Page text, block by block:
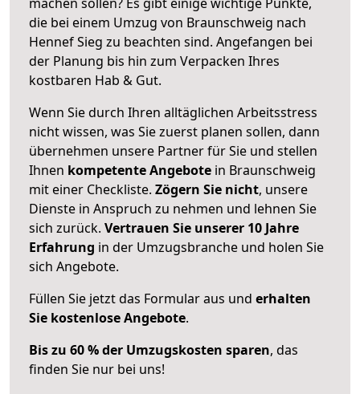
die bei einem Umzug von Braunschweig nach
Hennef Sieg zu beachten sind. Angefangen bei
der Planung bis hin zum Verpacken Ihres
kostbaren Hab & Gut.
Wenn Sie durch Ihren alltäglichen Arbeitsstress
nicht wissen, was Sie zuerst planen sollen, dann
übernehmen unsere Partner für Sie und stellen
Ihnen kompetente Angebote in Braunschweig
mit einer Checkliste. Zögern Sie nicht, unsere
Dienste in Anspruch zu nehmen und lehnen Sie
sich zurück. Vertrauen Sie unserer 10 Jahre
Erfahrung in der Umzugsbranche und holen Sie
sich Angebote.
Füllen Sie jetzt das Formular aus und erhalten
Sie kostenlose Angebote.
Bis zu 60 % der Umzugskosten sparen, das
finden Sie nur bei uns!